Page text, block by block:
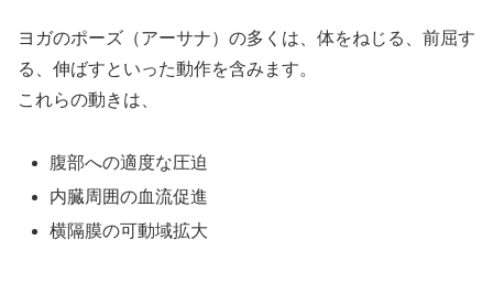
ヨガのポーズ（アーサナ）の多くは、体をねじる、前屈す
る、伸ばすといった動作を含みます。
これらの動きは、
腹部への適度な圧迫
内臓周囲の血流促進
横隔膜の可動域拡大